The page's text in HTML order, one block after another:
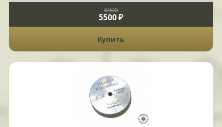
6900
5500 ₽
Купить